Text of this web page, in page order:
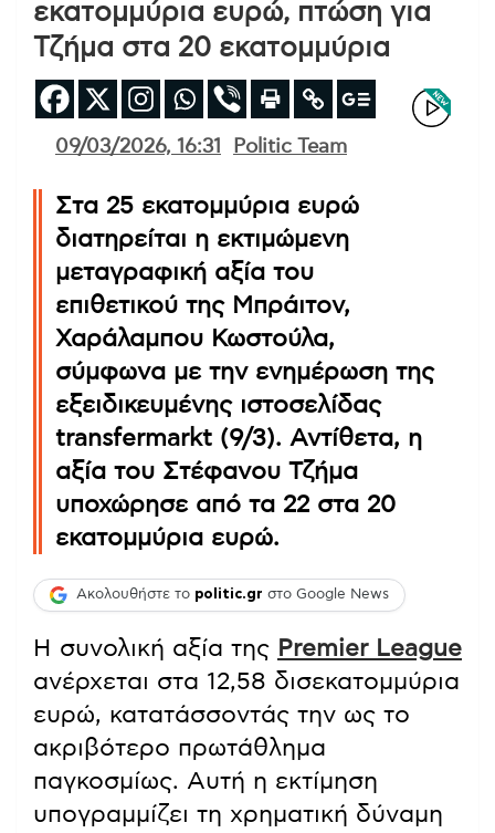
εκατομμύρια ευρώ, πτώση για
Τζήμα στα 20 εκατομμύρια
09/03/2026, 16:31 Politic Team
Στα 25 εκατομμύρια ευρώ
διατηρείται η εκτιμώμενη
μεταγραφική αξία του
επιθετικού της Μπράιτον,
Χαράλαμπου Κωστούλα,
σύμφωνα με την ενημέρωση της
εξειδικευμένης ιστοσελίδας
transfermarkt (9/3). Αντίθετα, η
αξία του Στέφανου Τζήμα
υποχώρησε από τα 22 στα 20
εκατομμύρια ευρώ.
Ακολουθήστε το politic.gr στο Google News
Η συνολική αξία της Premier League
ανέρχεται στα 12,58 δισεκατομμύρια
ευρώ, κατατάσσοντάς την ως το
ακριβότερο πρωτάθλημα
παγκοσμίως. Αυτή η εκτίμηση
υπογραμμίζει τη χρηματική δύναμη